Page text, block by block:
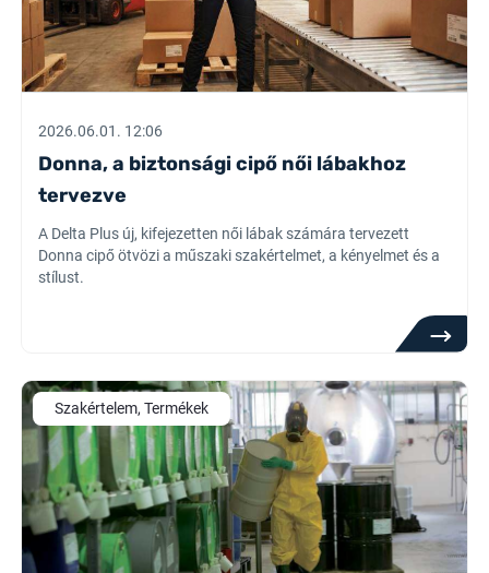
2026.06.01. 12:06
Donna, a biztonsági cipő női lábakhoz
tervezve
A Delta Plus új, kifejezetten női lábak számára tervezett
Donna cipő ötvözi a műszaki szakértelmet, a kényelmet és a
stílust.
Szakértelem, Termékek